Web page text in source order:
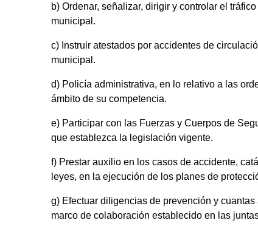
b) Ordenar, señalizar, dirigir y controlar el
municipal.
c) Instruir atestados por accidentes de
municipal.
d) Policía administrativa, en lo relativo a las
ámbito de su competencia.
e) Participar con las Fuerzas y Cuerpos de
que establezca la legislación vigente.
f) Prestar auxilio en los casos de accidente,
leyes, en la ejecución de los planes de
g) Efectuar diligencias de prevención y
marco de colaboración establecido en las